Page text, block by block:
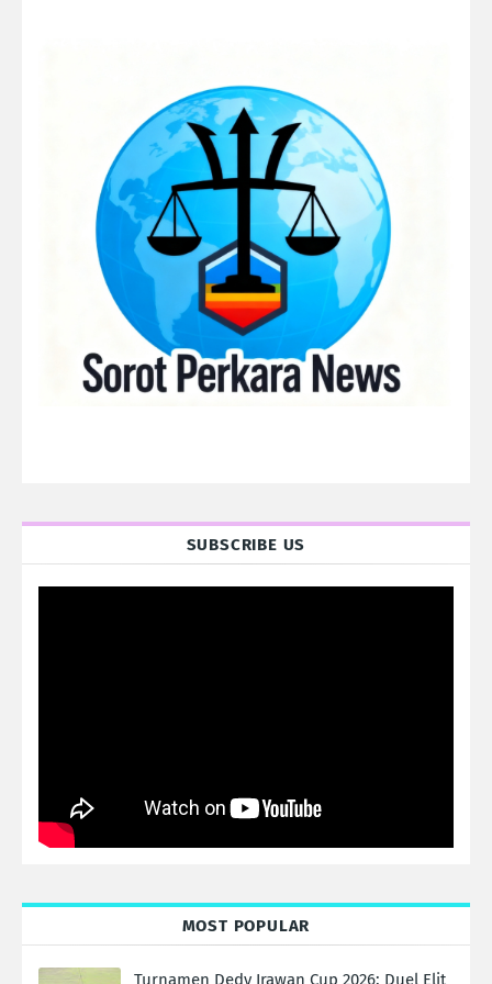
SUBSCRIBE US
MOST POPULAR
Turnamen Dedy Irawan Cup 2026: Duel Elit